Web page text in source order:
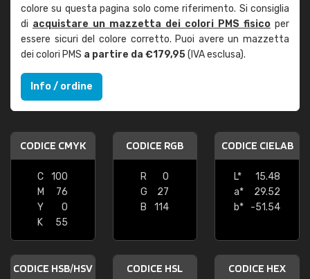
colore su questa pagina solo come riferimento. Si consiglia
di acquistare un mazzetta dei colori PMS fisico per
essere sicuri del colore corretto. Puoi avere un mazzetta
dei colori PMS a partire da €179,95(IVA esclusa).
Info / ordine
CODICE CMYK
C
100
M
76
Y
0
K
55
CODICE RGB
R
0
G
27
B
114
CODICE CIELAB
L*
15.48
a*
29.52
b*
-51.54
CODICE HSB/HSV CODICE HSL CODICE HEX